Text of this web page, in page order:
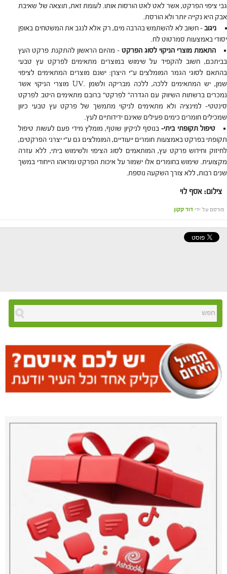
גבי ציפוי הפרקט, אשר לאט לאט הורסות אותו. לעומת זאת, תוצאה של שאיבת
אבק היא נקייה יותר ולא הורסת.
ניגוב– חשוב לא להשתמש בהרבה מים, רק אלא לנגב את המשטחים באופן
יסודי באמצעות סמרטוט לח.
התאמת מוצרי הניקוי לסוג הפרקט – מהיום הראשון להתקנת פרקט העץ
בביתכם, חשוב להקפיד על שימוש במוצרים מתאימים לפרקט עץ טבעי
בהתאם לסוגי הגמר המומלצים ע"י היצרן: ישנם מוצרים המתאימים לציפוי
שמן, יש המתאימים ללכה, ללכה מבריקה ולשמן .UV מוצרי הניקוי אשר
נמכרים ברשתות השיווק עם הגדרה" לפרקט" ברובם מתאימים היטב לפרקט
סינטטי- למינציה ולא מתאימים לניקוי מתמשך של פרקט עץ טבעי כיוון
שמכילים חומרים כימים פעילים שאינם ידידותיים לעץ.
טיפול תקופתי ביתי-בנוסף לניקיון שוטף, מומלץ מידי פעם לעשות טיפול
תקופתי בפרקט באמצעות חומרים ייעודיים, המומלצים גם ע"י יצרני הפרקטים,
לחיזוק וחידוש פרקט עץ, המותאמים לסוג הציפוי ולשימוש ביתי, ללא עזרה
מקצועית. שימוש בחומרים אלו ישמור על איכות הפרקט ומראהו הייחודי במשך
שנים רבות, ללא צורך השקעה נוספת.
צילום: אסף לוי
פורסם על ידי דוד קקון